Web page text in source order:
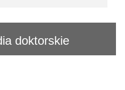
doktorskie